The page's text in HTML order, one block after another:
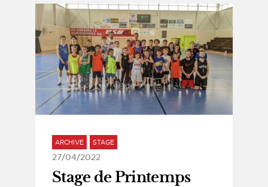
ARCHIVE STAGE
27/04/2022
Stage de Printemps